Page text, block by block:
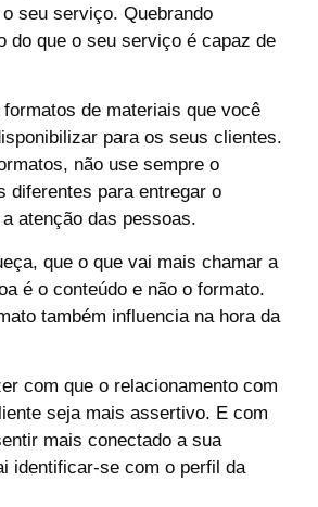
seu serviço. Quebrando
do que o seu serviço é capaz de
de materiais que você
para os seus clientes.
não use sempre o
diferentes para entregar o
atenção das pessoas.
que o que vai mais chamar a
é o conteúdo e não o formato.
também influencia na hora da
com que o relacionamento com
seja mais assertivo. E com
mais conectado a sua
identificar-se com o perfil da